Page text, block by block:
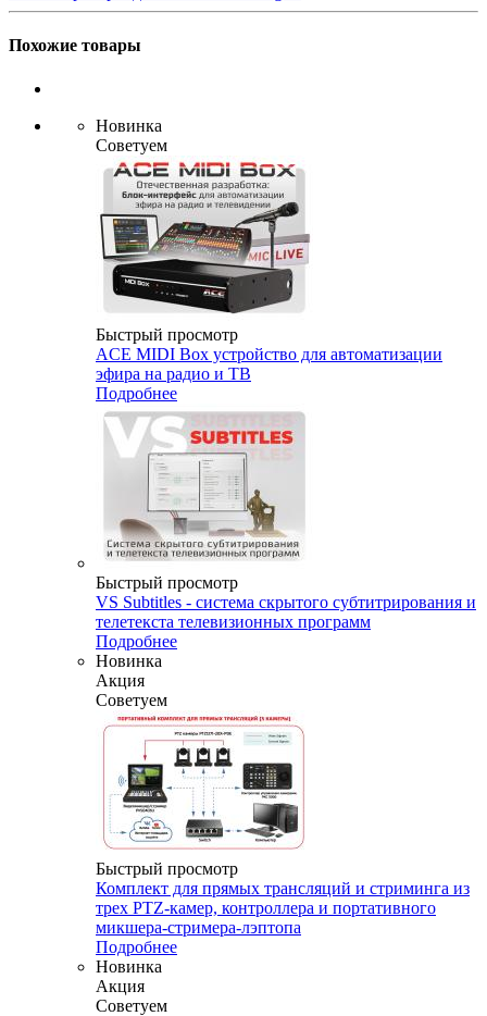
Похожие товары
Новинка
Советуем
Быстрый просмотр
ACE MIDI Box устройство для автоматизации
эфира на радио и ТВ
Подробнее
Быстрый просмотр
VS Subtitles - система скрытого субтитрирования и
телетекста телевизионных программ
Подробнее
Новинка
Акция
Советуем
Быстрый просмотр
Комплект для прямых трансляций и стриминга из
трех PTZ-камер, контроллера и портативного
микшера-стримера-лэптопа
Подробнее
Новинка
Акция
Советуем